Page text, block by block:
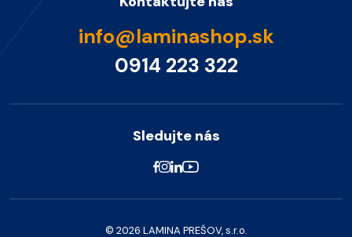
info@laminashop.sk
0914 223 322
Sledujte nás
© 2026 LAMINA PREŠOV, s.r.o.